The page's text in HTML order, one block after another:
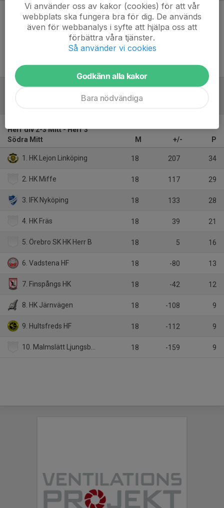
Inget referat skrivet
Herr div 2-3 Mitt - Herr 3
Södra Mitt
M +/- P
1. HK Lejon Linköping 18 207 34
2. HK Miffe 18 117 29
3. IFK Nyköping 18 133 28
4. HK Fräs 18 39 21
5. Örebro SK HK Herr B 18 5 16
6. Vadstena HF 18 -80 13
7. Finspångs HK 18 -42 12
8. HK Järnvägen 18 -108 9
9. Hultsfreds HF 18 -112 9
10. Malmslätt Ljungsbro HF 18 -159 9
Vi använder oss av kakor (cookies) för att vår
webbplats ska fungera bra för dig. De används
även för webbanalys i syfte att hjälpa oss att
förbättra våra tjänster.
Så använder vi cookies
Godkänn alla kakor
Bara nödvändiga